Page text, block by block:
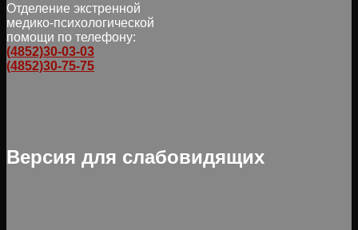
Отделение экстренной
медико-психологической
помощи по телефону:
(4852)30-03-03
(4852)30-75-75
Версия для слабовидящих